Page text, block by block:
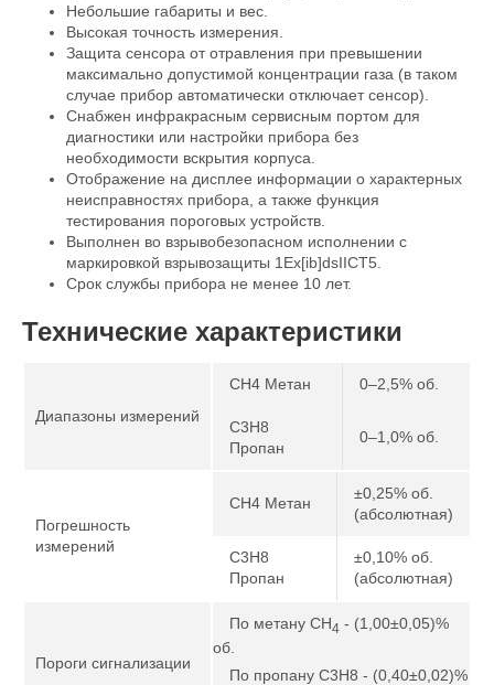
Небольшие габариты и вес.
Высокая точность измерения.
Защита сенсора от отравления при превышении
максимально допустимой концентрации газа (в таком
случае прибор автоматически отключает сенсор).
Снабжен инфракрасным сервисным портом для
диагностики или настройки прибора без
необходимости вскрытия корпуса.
Отображение на дисплее информации о характерных
неисправностях прибора, а также функция
тестирования пороговых устройств.
Выполнен во взрывобезопасном исполнении с
маркировкой взрывозащиты 1Еx[ib]dsIICT5.
Срок службы прибора не менее 10 лет.
Технические характеристики
Диапазоны измерений
CH4 Метан 0–2,5% об.
C3H8
Пропан
0–1,0% об.
Погрешность
измерений
CH4 Метан
±0,25% об.
(абсолютная)
C3H8
Пропан
±0,10% об.
(абсолютная)
Пороги сигнализации
По метану CH4 - (1,00±0,05)%
об.
По пропану C3H8 - (0,40±0,02)%